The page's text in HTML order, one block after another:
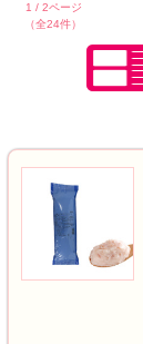
1 / 2ページ
（全24件）